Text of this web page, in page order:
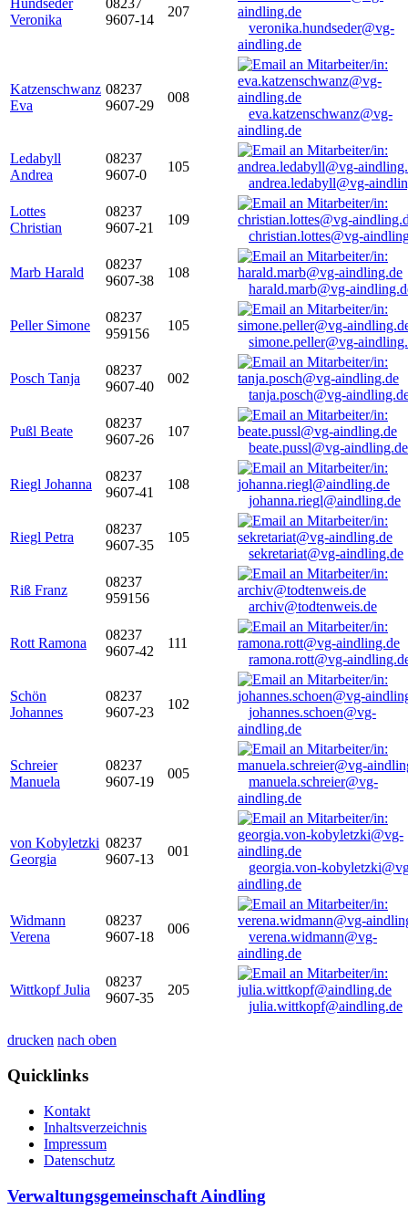
Hundseder
Veronika
08237
9607-14
207
veronika.hundseder@vg-
aindling.de
Katzenschwanz
Eva
08237
9607-29
008
eva.katzenschwanz@vg-
aindling.de
Ledabyll
Andrea
08237
9607-0
105
andrea.ledabyll@vg-
Lottes
Christian
08237
9607-21
109
christian.lottes@vg-
Marb Harald
08237
9607-38
108
harald.marb@vg-
Peller Simone
08237
959156
105
simone.peller@vg-
Posch Tanja
08237
9607-40
002
tanja.posch@vg-
Pußl Beate
08237
9607-26
107
beate.pussl@vg-aindling.de
Riegl Johanna
08237
9607-41
108
johanna.riegl@aindling.de
Riegl Petra
08237
9607-35
105
sekretariat@vg-aindling.de
Riß Franz
08237
959156
archiv@todtenweis.de
Rott Ramona
08237
9607-42
111
ramona.rott@vg-
Schön
Johannes
08237
9607-23
102
johannes.schoen@vg-
aindling.de
Schreier
Manuela
08237
9607-19
005
manuela.schreier@vg-
aindling.de
von Kobyletzki
Georgia
08237
9607-13
001
georgia.von-
aindling.de
Widmann
Verena
08237
9607-18
006
verena.widmann@vg-
aindling.de
Wittkopf Julia
08237
9607-35
205
julia.wittkopf@aindling.de
drucken nach oben
Quicklinks
Kontakt
Inhaltsverzeichnis
Impressum
Datenschutz
Verwaltungsgemeinschaft Aindling